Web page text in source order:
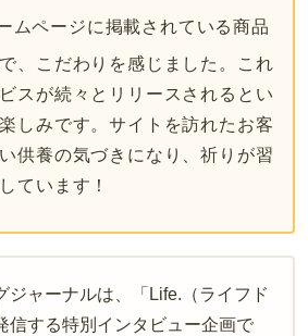
ムページに掲載されている商品
、こだわりを感じました。これ
スが続々とリリースされるとい
しみです。サイトを訪れたお客
供養の気づきになり、祈りが習
ています！
ジャーナルは、「Life.（ライフド
信する特別インタビュー企画で